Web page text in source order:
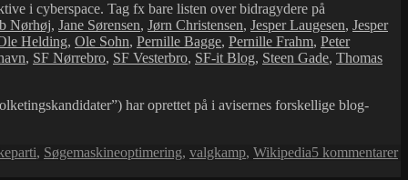
i cyberspace. Tag fx bare listen over bidragydere på
Nørhøj, Jane Sørensen, Jørn Christensen, Jesper Laugesen, Jesper
Helding, Ole Sohn, Pernille Bagge, Pernille Frahm, Peter
, SF Nørrebro, SF Vesterbro, SF-it Blog, Steen Gade, Thomas
har oprettet på i avisernes forskellige blog-
, Søgemaskineoptimering, valgkamp, Wikipedia5 kommentarertil